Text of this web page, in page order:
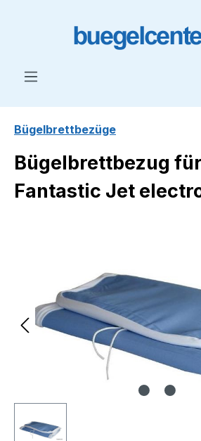
Bügelbrettbezüge
Bügelbrettbezug
Fantastic Jet